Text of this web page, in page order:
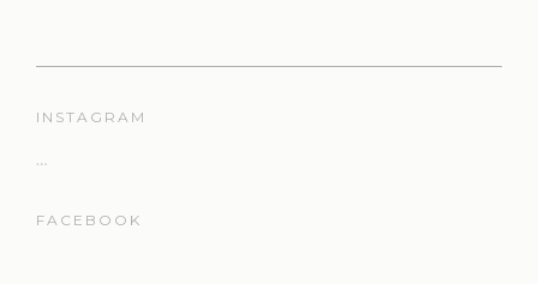
INSTAGRAM
…
FACEBOOK